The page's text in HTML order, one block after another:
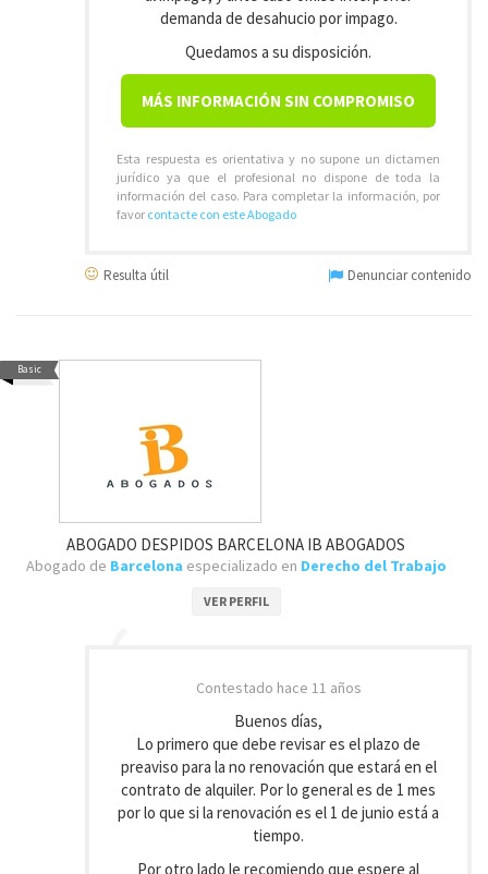
demanda de desahucio por impago.
Quedamos a su disposición.
MÁS INFORMACIÓN SIN COMPROMISO
Esta respuesta es orientativa y no supone un dictamen
jurídico ya que el profesional no dispone de toda la
información del caso. Para completar la información, por
favor contacte con este Abogado
Resulta útil Denunciar contenido
Basic
ABOGADO DESPIDOS BARCELONA IB ABOGADOS
Abogado de Barcelona especializado en Derecho del Trabajo
VER PERFIL
Contestado hace 11 años
Buenos días,
Lo primero que debe revisar es el plazo de
preaviso para la no renovación que estará en el
contrato de alquiler. Por lo general es de 1 mes
por lo que si la renovación es el 1 de junio está a
tiempo.
Por otro lado le recomiendo que espere al